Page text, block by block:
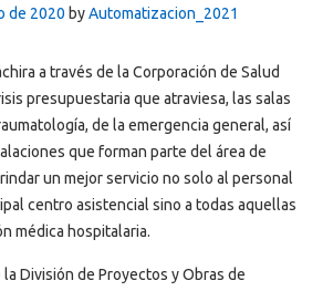
de 2020 byAutomatizacion_2021
a través de la Corporación de Salud
presupuestaria que atraviesa, las salas
de la emergencia general, así
que forman parte del área de
un mejor servicio no solo al personal
centro asistencial sino a todas aquellas
médica hospitalaria.
División de Proyectos y Obras de